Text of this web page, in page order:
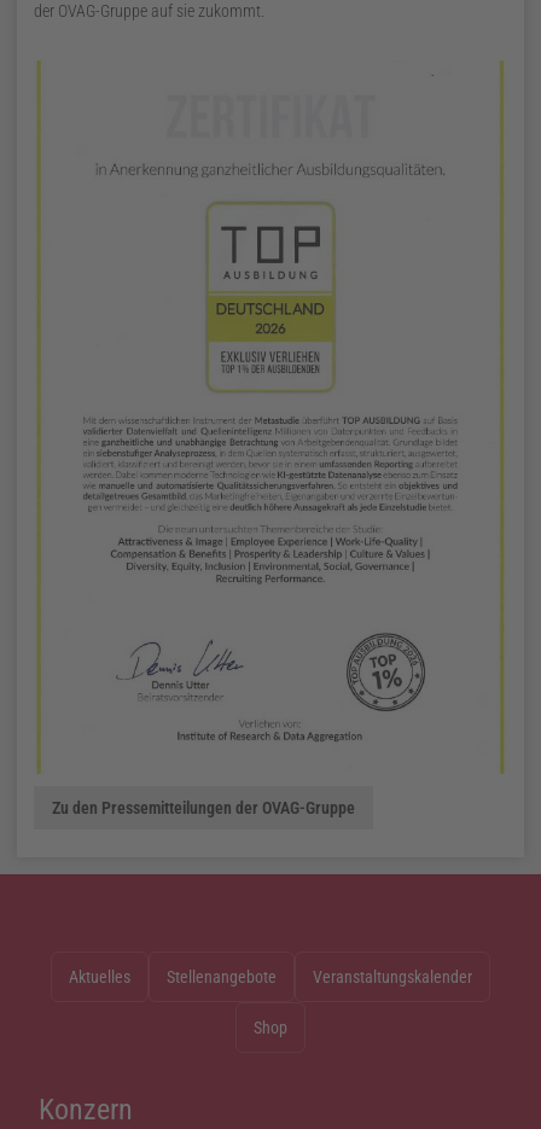
der OVAG-Gruppe auf sie zukommt.
Zu den Pressemitteilungen der OVAG-Gruppe
Aktuelles Stellenangebote Veranstaltungskalender
Shop
Konzern